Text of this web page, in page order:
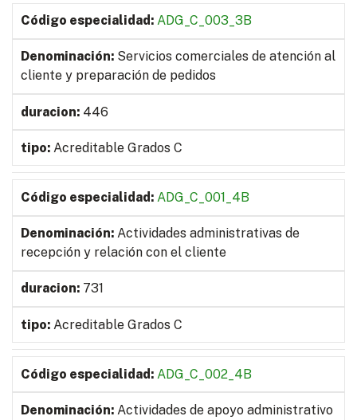
ADG_C_003_3B
Servicios comerciales de atención al
cliente y preparación de pedidos
446
Acreditable Grados C
ADG_C_001_4B
Actividades administrativas de
recepción y relación con el cliente
731
Acreditable Grados C
ADG_C_002_4B
Actividades de apoyo administrativo